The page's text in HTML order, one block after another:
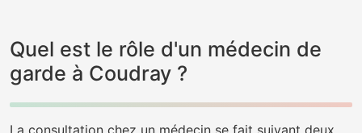
Quel est le rôle d'un médecin de
garde à Coudray ?
La consultation chez un médecin se fait suivant deux